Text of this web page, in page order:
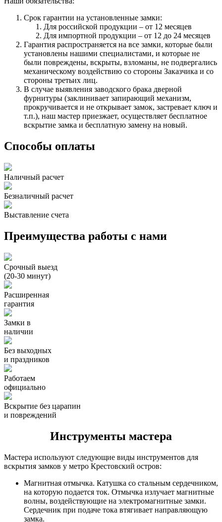
Срок гарантии на установленные замки:
Для российской продукции – от 12 месяцев
Для импортной продукции – от 12 до 24 месяцев
Гарантия распространяется на все замки, которые были
установлены нашими специалистами, и которые не
были повреждены, вскрыты, взломаны, не подвергались
механическому воздействию со стороны Заказчика и со
стороны третьих лиц.
В случае выявления заводского брака дверной
фурнитуры (заклинивает запирающий механизм,
прокручивается и не открывает замок, застревает ключ и
т.п.), наш мастер приезжает, осуществляет бесплатное
вскрытие замка и бесплатную замену на новый.
Способы оплаты
Наличный расчет
Безналичный расчет
Выставление счета
Преимущества работы с нами
Срочный выезд
(20-30 минут)
Расширенная
гарантия
Замки в
наличии
Без выходных
и праздников
Работаем
официально
Вскрытие без царапин
и повреждений
Инструменты мастера
Мастера используют следующие виды инструментов для
вскрытия замков у метро Крестовский остров:
Магнитная отмычка. Катушка со стальным сердечником,
на которую подается ток. Отмычка излучает магнитные
волны, воздействующие на электромагнитные замки.
Сердечник при подаче тока втягивает направляющую
замка.